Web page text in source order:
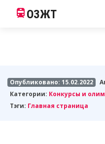
ОЗЖТ
Опубликовано: 15.02.2022
Категории: Конкурсы и
Тэги: Главная страница